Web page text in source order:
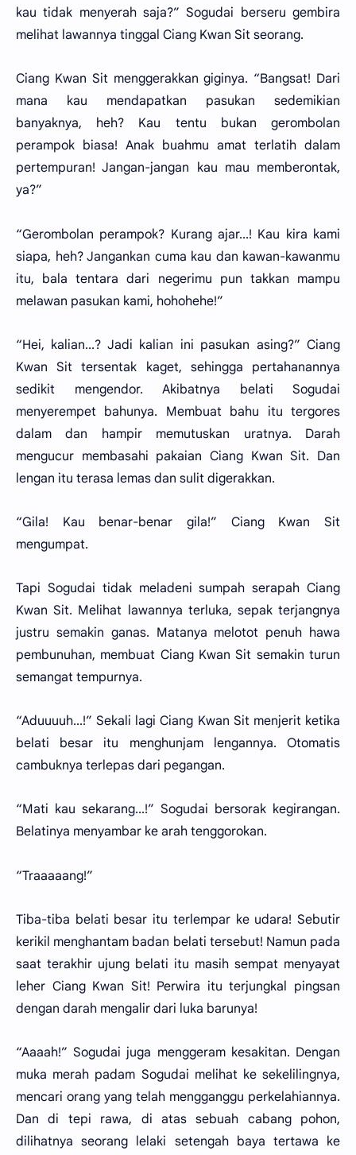
kau tidak menyerah saja?” Sogudai berseru gembira
melihat lawannya tinggal Ciang Kwan Sit seorang.
Ciang Kwan Sit menggerakkan giginya. “Bangsat! Dari
mana kau mendapatkan pasukan sedemikian
banyaknya, heh? Kau tentu bukan gerombolan
perampok biasa! Anak buahmu amat terlatih dalam
pertempuran! Jangan-jangan kau mau memberontak,
ya?”
“Gerombolan perampok? Kurang ajar...! Kau kira kami
siapa, heh? Jangankan cuma kau dan kawan-kawanmu
itu, bala tentara dari negerimu pun takkan mampu
melawan pasukan kami, hohohehe!”
“Hei, kalian...? Jadi kalian ini pasukan asing?” Ciang
Kwan Sit tersentak kaget, sehingga pertahanannya
sedikit mengendor. Akibatnya belati Sogudai
menyerempet bahunya. Membuat bahu itu tergores
dalam dan hampir memutuskan uratnya. Darah
mengucur membasahi pakaian Ciang Kwan Sit. Dan
lengan itu terasa lemas dan sulit digerakkan.
“Gila! Kau benar-benar gila!” Ciang Kwan Sit
mengumpat.
Tapi Sogudai tidak meladeni sumpah serapah Ciang
Kwan Sit. Melihat lawannya terluka, sepak terjangnya
justru semakin ganas. Matanya melotot penuh hawa
pembunuhan, membuat Ciang Kwan Sit semakin turun
semangat tempurnya.
“Aduuuuh...!” Sekali lagi Ciang Kwan Sit menjerit ketika
belati besar itu menghunjam lengannya. Otomatis
cambuknya terlepas dari pegangan.
“Mati kau sekarang...!” Sogudai bersorak kegirangan.
Belatinya menyambar ke arah tenggorokan.
“Traaaaang!”
Tiba-tiba belati besar itu terlempar ke udara! Sebutir
kerikil menghantam badan belati tersebut! Namun pada
saat terakhir ujung belati itu masih sempat menyayat
leher Ciang Kwan Sit! Perwira itu terjungkal pingsan
dengan darah mengalir dari luka barunya!
“Aaaah!” Sogudai juga menggeram kesakitan. Dengan
muka merah padam Sogudai melihat ke sekelilingnya,
mencari orang yang telah mengganggu perkelahiannya.
Dan di tepi rawa, di atas sebuah cabang pohon,
dilihatnya seorang lelaki setengah baya tertawa ke